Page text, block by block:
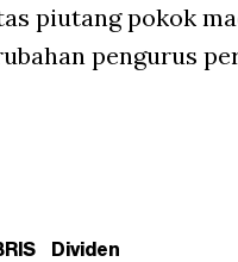
piutang pokok
pengurus
Dividen